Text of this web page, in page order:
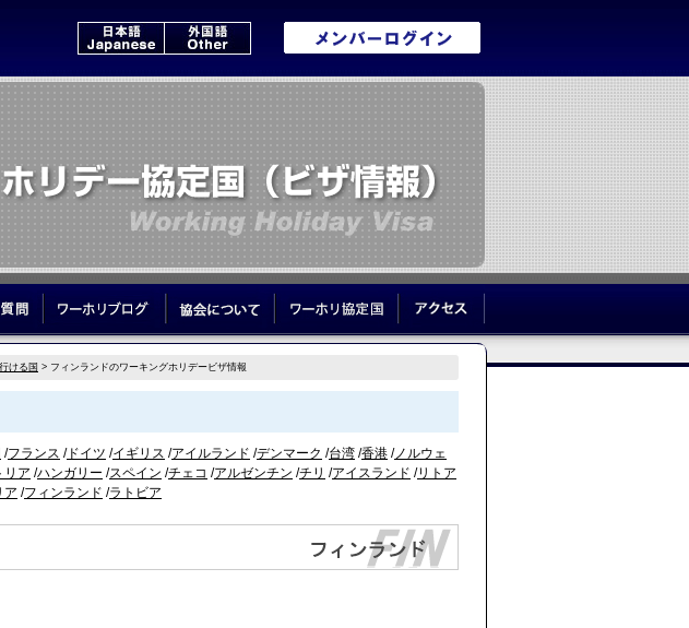
ワーホリブログ ワーホリ協定国
ける国 > フィンランドのワーキングホリデービザ情報
/フランス /ドイツ /イギリス /アイルランド /デンマーク /台湾 /香港 /ノルウェ
リア /ハンガリー /スペイン /チェコ /アルゼンチン /チリ /アイスランド /リトア
ア /フィンランド /ラトビア